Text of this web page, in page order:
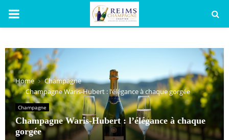
PRIMARY
Home
Champagne
Champagne Waris-Hubert : l’élégance à chaque gorgée
Champagne
Champagne Waris-Hubert : l’élégance à chaque
gorgée